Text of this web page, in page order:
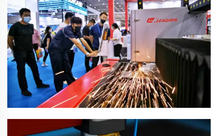
TEKNOLOHIYA